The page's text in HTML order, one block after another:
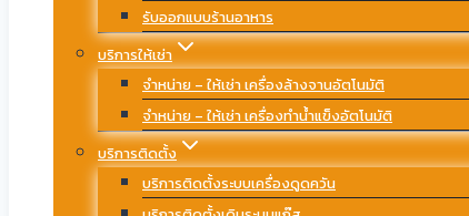
รับออกแบบร้านอาหาร
บริการให้เช่า
จำหน่าย – ให้เช่า เครื่องล้างจานอัตโนมัติ
จำหน่าย – ให้เช่า เครื่องทำน้ำแข็งอัตโนมัติ
บริการติดตั้ง
บริการติดตั้งระบบเครื่องดูดควัน